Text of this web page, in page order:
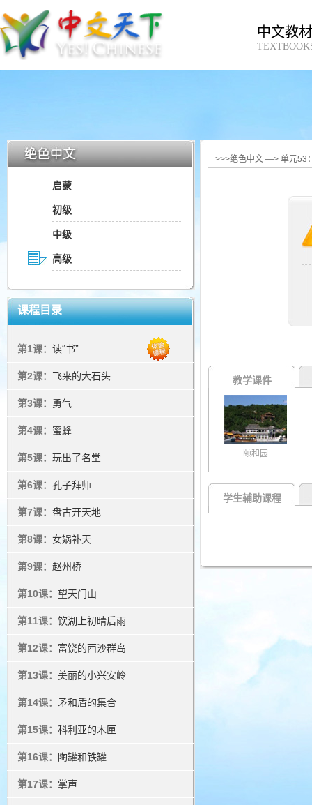
中文教
启蒙
初级
中级
高级
课程目录
第1课： 读“书”
第2课： 飞来的大石头
第3课： 勇气
第4课： 蜜蜂
第5课： 玩出了名堂
第6课： 孔子拜师
第7课： 盘古开天地
第8课： 女娲补天
第9课： 赵州桥
第10课： 望天门山
第11课： 饮湖上初晴后雨
第12课： 富饶的西沙群岛
第13课： 美丽的小兴安岭
第14课： 矛和盾的集合
第15课： 科利亚的木匣
第16课： 陶罐和铁罐
第17课： 掌声
>>>绝色中文 —> 单元53
教学课件
颐和园
学生辅助课程